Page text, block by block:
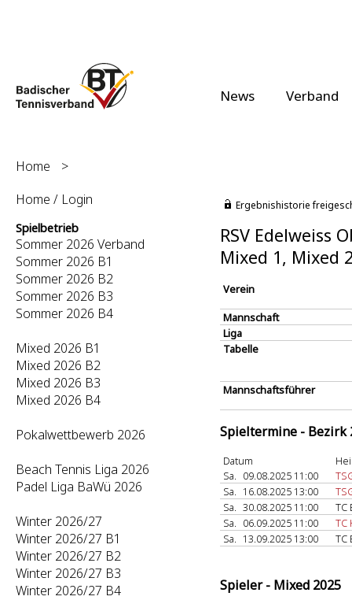
News Verband
Home
>
Home / Login
Spielbetrieb
Sommer 2026 Verband
Sommer 2026 B1
Sommer 2026 B2
Sommer 2026 B3
Sommer 2026 B4
Mixed 2026 B1
Mixed 2026 B2
Mixed 2026 B3
Mixed 2026 B4
Pokalwettbewerb 2026
Beach Tennis Liga 2026
Padel Liga BaWü 2026
Winter 2026/27
Winter 2026/27 B1
Winter 2026/27 B2
Winter 2026/27 B3
Winter 2026/27 B4
Ergebnishistorie
RSV Edelweiss
Mixed 1, Mixed
Verein
Mannschaft
Liga
Tabelle
Mannschaftsführer
Spieltermine - Bezirk
Datum
Sa. 09.08.2025 11:00
Sa. 16.08.2025 13:00
Sa. 30.08.2025 11:00
TC
Sa. 06.09.2025 11:00
TC
Sa. 13.09.2025 13:00 TC
Spieler - Mixed 2025